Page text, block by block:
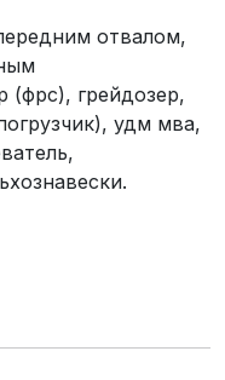
отвалом,
(фрс), грейдозер,
удм мва,